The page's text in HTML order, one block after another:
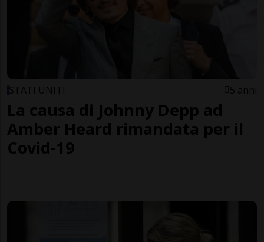
STATI UNITI 5 anni
La causa di Johnny Depp ad
Amber Heard rimandata per il
Covid-19